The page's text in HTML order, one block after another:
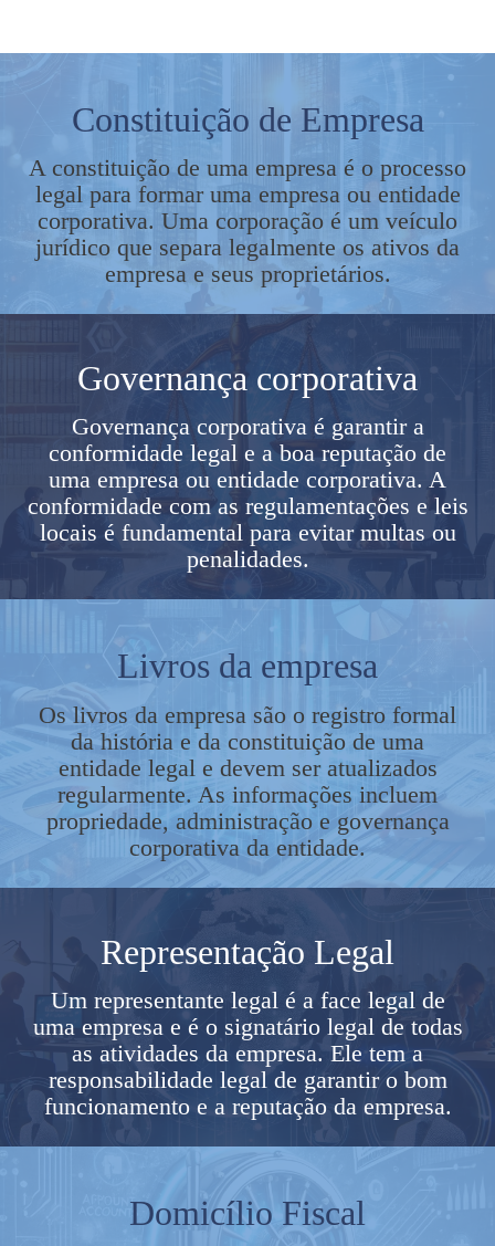
Constituição de Empresa
A constituição de uma empresa é o processo
legal para formar uma empresa ou entidade
corporativa. Uma corporação é um veículo
jurídico que separa legalmente os ativos da
empresa e seus proprietários.
Governança corporativa
Governança corporativa é garantir a
conformidade legal e a boa reputação de
uma empresa ou entidade corporativa. A
conformidade com as regulamentações e leis
locais é fundamental para evitar multas ou
penalidades.
Livros da empresa
Os livros da empresa são o registro formal
da história e da constituição de uma
entidade legal e devem ser atualizados
regularmente. As informações incluem
propriedade, administração e governança
corporativa da entidade.
Representação Legal
Um representante legal é a face legal de
uma empresa e é o signatário legal de todas
as atividades da empresa. Ele tem a
responsabilidade legal de garantir o bom
funcionamento e a reputação da empresa.
Domicílio Fiscal